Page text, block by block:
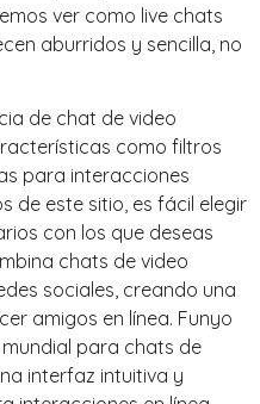
ver como live chats
aburridos y sencilla, no
de chat de video
como filtros
para interacciones
de este sitio, es fácil elegir
con los que deseas
chats de video
sociales, creando una
amigos en línea. Funyo
para chats de
interfaz intuitiva y